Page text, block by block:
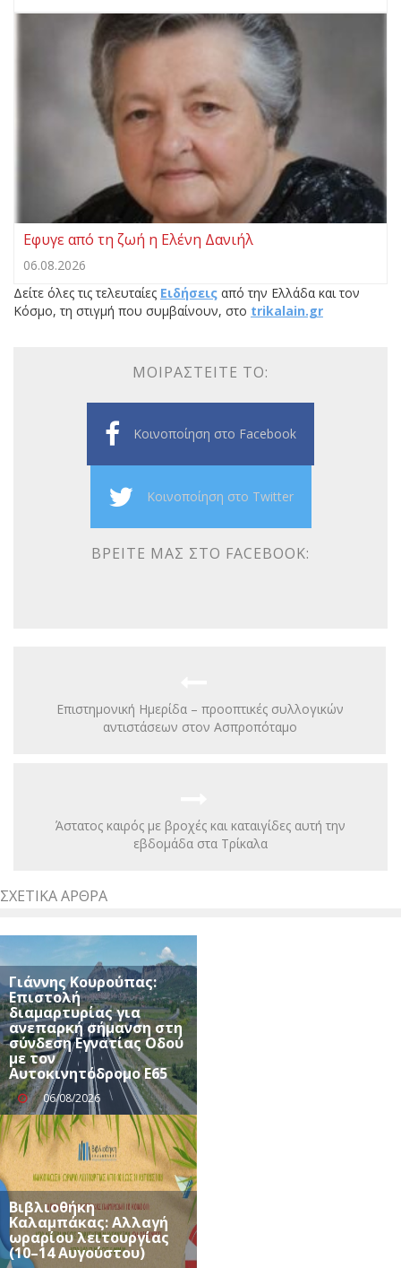
Εφυγε από τη ζωή η Ελένη Δανιήλ
06.08.2026
Δείτε όλες τις τελευταίες Ειδήσεις από την Ελλάδα και τον
Κόσμο, τη στιγμή που συμβαίνουν, στο trikalain.gr
ΜΟΙΡΑΣΤΕΊΤΕ ΤΟ:
Κοινοποίηση στο Facebook
Κοινοποίηση στο Twitter
ΒΡΕΊΤΕ ΜΑΣ ΣΤΟ FACEBOOK:
Επιστημονική Ημερίδα – προοπτικές συλλογικών
αντιστάσεων στον Ασπροπόταμο
Άστατος καιρός με βροχές και καταιγίδες αυτή την
εβδομάδα στα Τρίκαλα
ΣΧΕΤΙΚΆ ΆΡΘΡΑ
Γιάννης Κουρούπας:
Επιστολή
διαμαρτυρίας για
ανεπαρκή σήμανση στη
σύνδεση Εγνατίας Οδού
με τον
Αυτοκινητόδρομο Ε65
06/08/2026
Βιβλιοθήκη
Καλαμπάκας: Αλλαγή
ωραρίου λειτουργίας
(10–14 Αυγούστου)